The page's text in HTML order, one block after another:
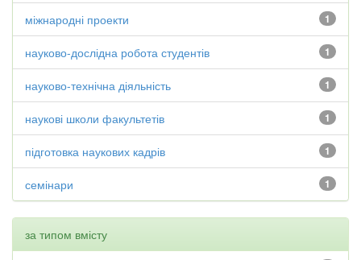
1
міжнародні проекти
1
науково-дослідна робота студентів
1
науково-технічна діяльність
1
наукові школи факультетів
1
підготовка наукових кадрів
1
семінари
за типом вмісту